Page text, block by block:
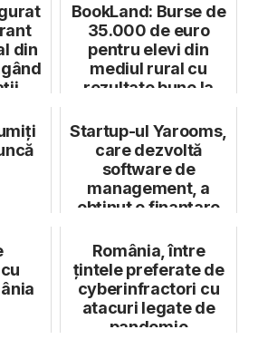
din
BookLand: Burse de
35.000 de euro
pentru elevi din
mediul rural cu
rezultate bune la
Startup-ul Yarooms,
care dezvoltă
software de
management, a
obținut o finanțare
eur...
România, între
țintele preferate de
cyberinfractori cu
atacuri legate de
pandemie